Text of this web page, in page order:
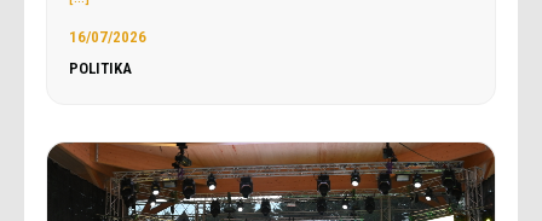
16/07/2026
POLITIKA